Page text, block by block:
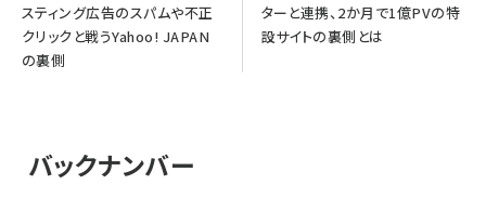
スティング広告のスパムや不正
クリックと戦うYahoo! JAPAN
の裏側
ターと連携、2か月で1億PVの特
設サイトの裏側とは
バックナンバー